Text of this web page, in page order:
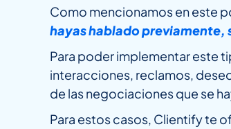
Como mencionamos en este
hayas hablado previamente,
Para poder implementar este
interacciones, reclamos,
de las negociaciones que se
Para estos casos, Clientify te